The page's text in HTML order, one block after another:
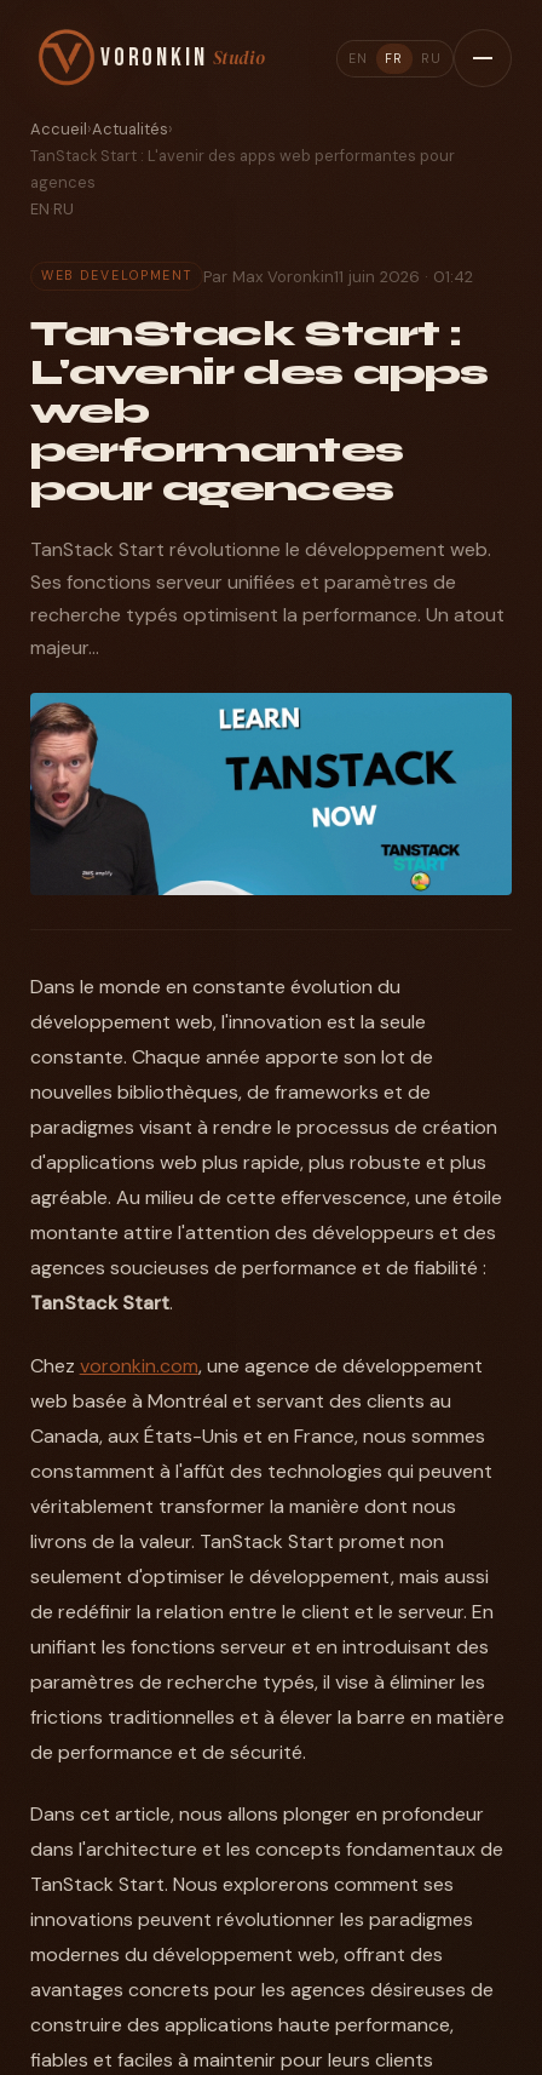
Voronkin Studio EN FR RU
Accueil›Actualités›
TanStack Start : L'avenir des apps web performantes pour
agences
EN·RU
WEB DEVELOPMENT Par Max Voronkin11 juin 2026 · 01:42
TanStack Start :
L'avenir des apps
web
performantes
pour agences
TanStack Start révolutionne le développement web.
Ses fonctions serveur unifiées et paramètres de
recherche typés optimisent la performance. Un atout
majeur...
Dans le monde en constante évolution du
développement web, l'innovation est la seule
constante. Chaque année apporte son lot de
nouvelles bibliothèques, de frameworks et de
paradigmes visant à rendre le processus de création
d'applications web plus rapide, plus robuste et plus
agréable. Au milieu de cette effervescence, une étoile
montante attire l'attention des développeurs et des
agences soucieuses de performance et de fiabilité :
TanStack Start.
Chez voronkin.com, une agence de développement
web basée à Montréal et servant des clients au
Canada, aux États-Unis et en France, nous sommes
constamment à l'affût des technologies qui peuvent
véritablement transformer la manière dont nous
livrons de la valeur. TanStack Start promet non
seulement d'optimiser le développement, mais aussi
de redéfinir la relation entre le client et le serveur. En
unifiant les fonctions serveur et en introduisant des
paramètres de recherche typés, il vise à éliminer les
frictions traditionnelles et à élever la barre en matière
de performance et de sécurité.
Dans cet article, nous allons plonger en profondeur
dans l'architecture et les concepts fondamentaux de
TanStack Start. Nous explorerons comment ses
innovations peuvent révolutionner les paradigmes
modernes du développement web, offrant des
avantages concrets pour les agences désireuses de
construire des applications haute performance,
fiables et faciles à maintenir pour leurs clients